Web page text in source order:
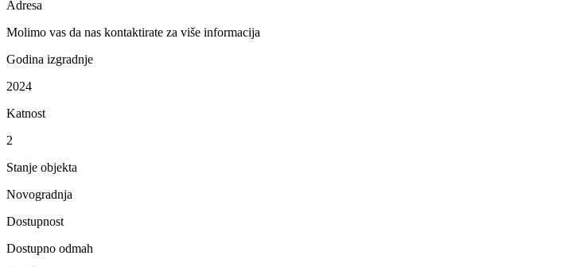
Adresa
Molimo vas da nas kontaktirate za više informacija
Godina izgradnje
2024
Katnost
2
Stanje objekta
Novogradnja
Dostupnost
Dostupno odmah